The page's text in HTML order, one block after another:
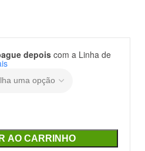
depois com a Linha de
AO CARRINHO